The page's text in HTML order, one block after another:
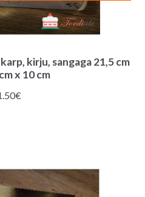
kirju, sangaga 21,5 cm
x 10 cm
€